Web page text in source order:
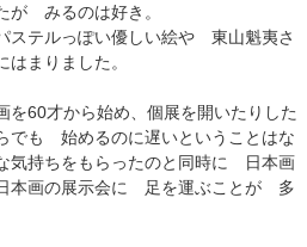
みるのは好き。
テルっぽい優しい絵や 東山魁夷さ
まりました。
60才から始め、個展を開いたりした
も 始めるのに遅いということはな
気持ちをもらったのと同時に 日本画
画の展示会に 足を運ぶことが 多